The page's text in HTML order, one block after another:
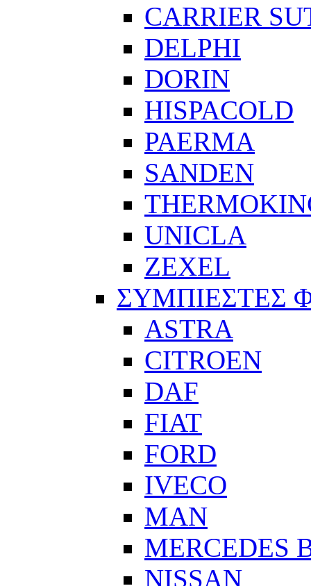
CARRIER
DELPHI
DORIN
HISPACOLD
PAERMA
SANDEN
UNICLA
ZEXEL
ΣΥΜΠΙΕΣΤΕΣ
ASTRA
CITROEN
DAF
FIAT
FORD
IVECO
MAN
MERCEDES
NISSAN